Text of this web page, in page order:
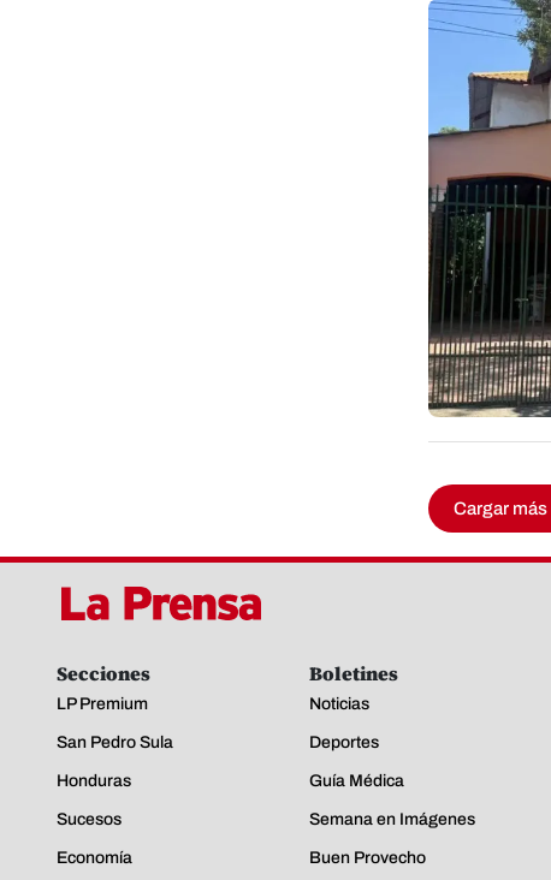
Cargar más
Secciones
LP Premium
San Pedro Sula
Honduras
Sucesos
Economía
Boletines
Noticias
Deportes
Guía Médica
Semana en Imágenes
Buen Provecho